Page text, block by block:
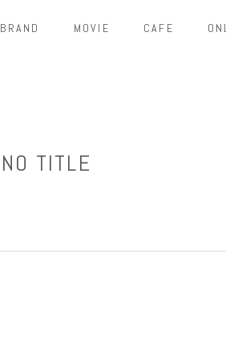
BRAND MOVIE CAFE
NO TITLE